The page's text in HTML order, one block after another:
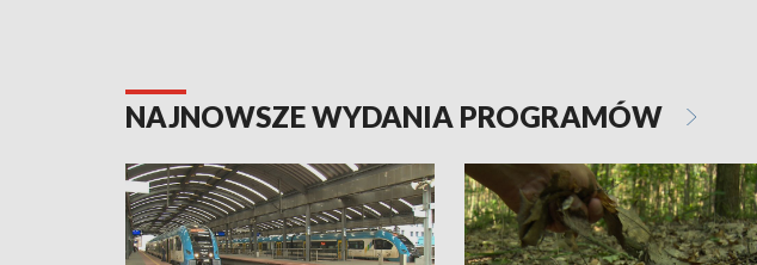
NAJNOWSZE WYDANIA PROGRAMÓW